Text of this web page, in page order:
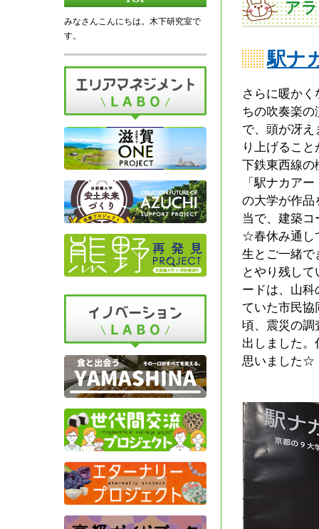
みなさんこんにちは。木下研究室で
す。
ア
駅ナ
さらに暖か
ちの吹奏楽
で、頭が冴
り上げるこ
下鉄東西線の
「駅ナカア
の大学が作品
当で、建築
☆春休み通し
生とご一緒で
とやり残し
ードは、山
ていた市民
頃、震災の調
出しました
思いました☆